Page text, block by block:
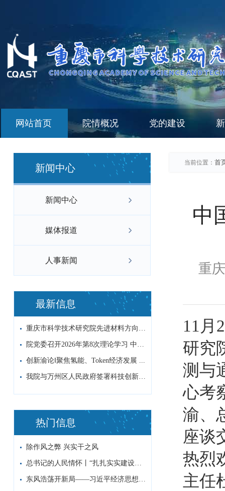
网站首页 院情概况 党的建设
新闻中心
新闻中心
媒体报道
人事新闻
最新信息
重庆市科学技术研究院先进材料方向非编科研...
院党委召开2026年第8次理论学习 中心...
创新渝论‖聚焦氢能、Token经济发展 ...
我院与万州区人民政府签署科技创新战略合作...
热门信息
除作风之弊 兴实干之风
总书记的人民情怀丨“扎扎实实建设现代化产...
东风浩荡开新局——习近平经济思想指引中国...
当前位置： 首
中
重
11月
研究
测与
心考
渝、
座谈
热烈
主任